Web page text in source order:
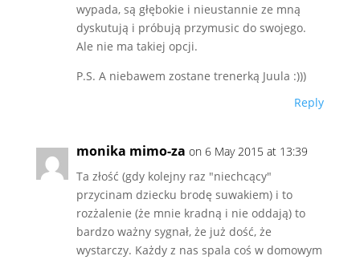
wypada, są głębokie i nieustannie ze mną
dyskutują i próbują przymusic do swojego.
Ale nie ma takiej opcji.
P.S. A niebawem zostane trenerką Juula :)))
Reply
monika mimo-za on 6 May 2015 at 13:39
Ta złość (gdy kolejny raz "niechcący"
przycinam dziecku brodę suwakiem) i to
rozżalenie (że mnie kradną i nie oddają) to
bardzo ważny sygnał, że już dość, że
wystarczy. Każdy z nas spala coś w domowym